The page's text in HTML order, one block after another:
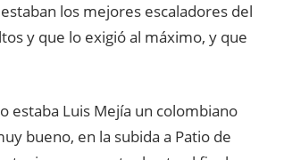
los mejores escaladores del
y que lo exigió al máximo, y que
estaba Luis Mejía un colombiano
bueno, en la subida a Patio de